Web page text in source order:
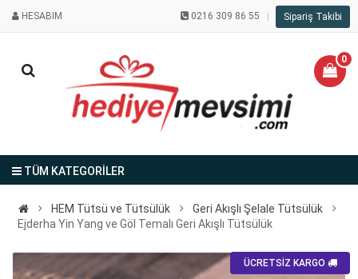
HESABIM 0216 309 86 55 Sipariş Takibi
0
TÜM KATEGORİLER
HEM Tütsü ve Tütsülük
Geri Akışlı Şelale Tütsülük
Ejderha Yin Yang ve Göl Temalı Geri Akışlı Tütsülük
ÜCRETSİZ KARGO